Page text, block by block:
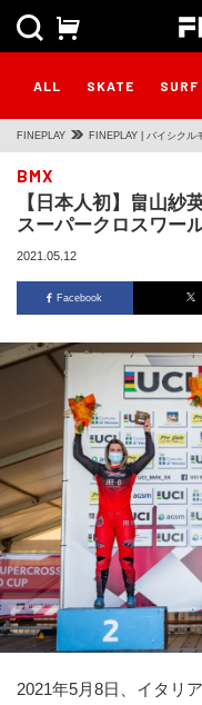
ALL SKATE SURF
FINEPLAY FINEPLAY | バイシクル
BMX
【日本人初】畠山
スーパークロスワー
2021.05.12
Facebook
2021年5月8日、イタリ